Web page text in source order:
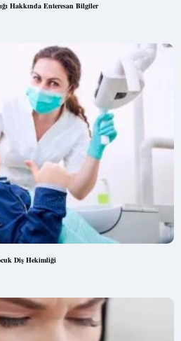
Hakkında Enteresan Bilgiler
Diş Hekimliği